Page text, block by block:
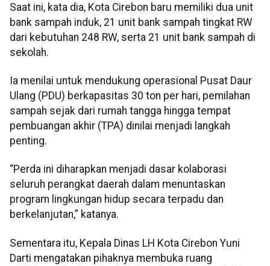
Saat ini, kata dia, Kota Cirebon baru memiliki dua unit
bank sampah induk, 21 unit bank sampah tingkat RW
dari kebutuhan 248 RW, serta 21 unit bank sampah di
sekolah.
Ia menilai untuk mendukung operasional Pusat Daur
Ulang (PDU) berkapasitas 30 ton per hari, pemilahan
sampah sejak dari rumah tangga hingga tempat
pembuangan akhir (TPA) dinilai menjadi langkah
penting.
“Perda ini diharapkan menjadi dasar kolaborasi
seluruh perangkat daerah dalam menuntaskan
program lingkungan hidup secara terpadu dan
berkelanjutan,” katanya.
Sementara itu, Kepala Dinas LH Kota Cirebon Yuni
Darti mengatakan pihaknya membuka ruang